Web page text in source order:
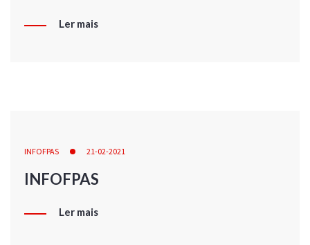
Ler mais
INFOFPAS 21-02-2021
INFOFPAS
Ler mais